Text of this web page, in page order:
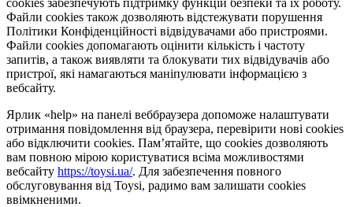
Файли cookies також дозволяють відстежувати порушення
Політики Конфіденційності відвідувачами або пристроями.
Файли cookies допомагають оцінити кількість і частоту
запитів, а також виявляти та блокувати тих відвідувачів або
пристрої, які намагаються маніпулювати інформацією з
вебсайту.
Ярлик «help» на панелі веббраузера допоможе налаштувати
отримання повідомлення від браузера, перевірити нові cookies
або відключити cookies. Пам’ятайте, що cookies дозволяють
вам повною мірою користуватися всіма можливостями
вебсайту https://toysi.ua/. Для забезпечення повного
обслуговування від Toysi, радимо вам залишати cookies
ввімкненими.